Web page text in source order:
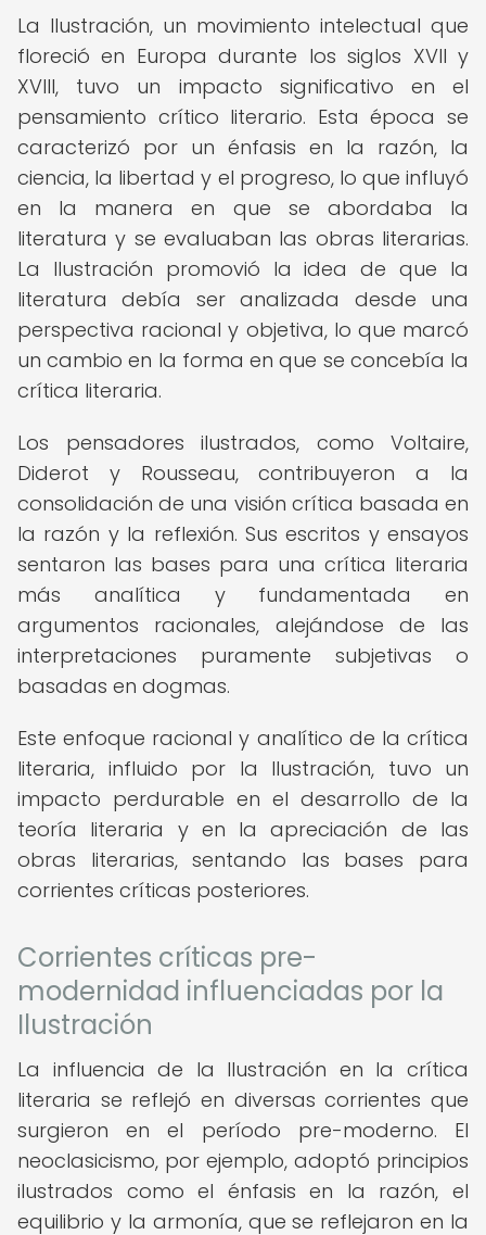
La Ilustración, un movimiento intelectual que
floreció en Europa durante los siglos XVII y
XVIII, tuvo un impacto significativo en el
pensamiento crítico literario. Esta época se
caracterizó por un énfasis en la razón, la
ciencia, la libertad y el progreso, lo que influyó
en la manera en que se abordaba la
literatura y se evaluaban las obras literarias.
La Ilustración promovió la idea de que la
literatura debía ser analizada desde una
perspectiva racional y objetiva, lo que marcó
un cambio en la forma en que se concebía la
crítica literaria.
Los pensadores ilustrados, como Voltaire,
Diderot y Rousseau, contribuyeron a la
consolidación de una visión crítica basada en
la razón y la reflexión. Sus escritos y ensayos
sentaron las bases para una crítica literaria
más analítica y fundamentada en
argumentos racionales, alejándose de las
interpretaciones puramente subjetivas o
basadas en dogmas.
Este enfoque racional y analítico de la crítica
literaria, influido por la Ilustración, tuvo un
impacto perdurable en el desarrollo de la
teoría literaria y en la apreciación de las
obras literarias, sentando las bases para
corrientes críticas posteriores.
Corrientes críticas pre-
modernidad influenciadas por la
Ilustración
La influencia de la Ilustración en la crítica
literaria se reflejó en diversas corrientes que
surgieron en el período pre-moderno. El
neoclasicismo, por ejemplo, adoptó principios
ilustrados como el énfasis en la razón, el
equilibrio y la armonía, que se reflejaron en la